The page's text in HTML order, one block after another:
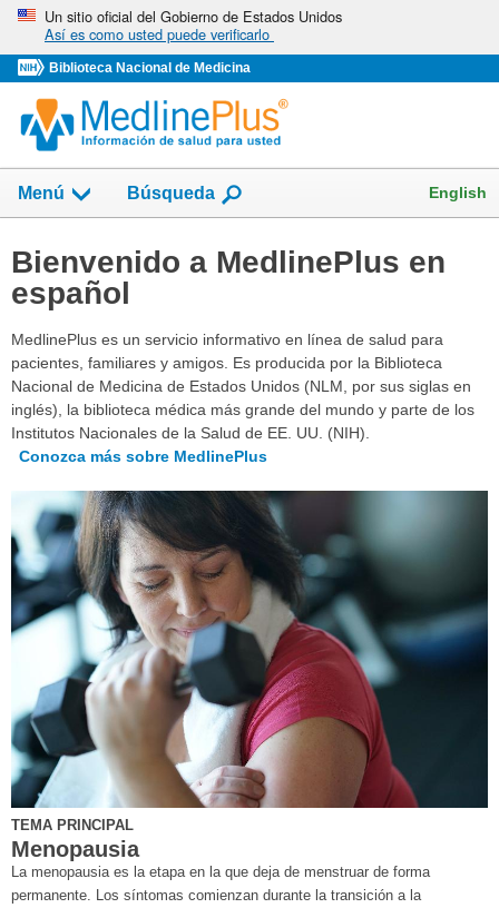
Omita
vaya
al
Contenido
Un sitio oficial del Gobierno de Estados Unidos
Así es como usted puede verificarlo
Biblioteca Nacional de Medicina
Menú
Mostrar
de
Búsqueda English
Bienvenido a MedlinePlus en
español
MedlinePlus es un servicio informativo en línea de salud para
pacientes, familiares y amigos. Es producida por la Biblioteca
Nacional de Medicina de Estados Unidos (NLM, por sus siglas en
inglés), la biblioteca médica más grande del mundo y parte de los
Institutos Nacionales de la Salud de EE. UU. (NIH).
Conozca más sobre MedlinePlus
TEMA PRINCIPAL
Menopausia
La menopausia es la etapa en la que deja de menstruar de forma
permanente. Los síntomas comienzan durante la transición a la